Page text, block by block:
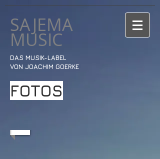
SAJEMA
MUSIC
DAS MUSIK-LABEL
VON JOACHIM GOERKE
FOTOS